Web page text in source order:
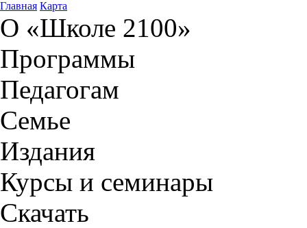
Главная Карта
О «Школе 2100»
Программы
Педагогам
Семье
Издания
Курсы и семинары
Скачать